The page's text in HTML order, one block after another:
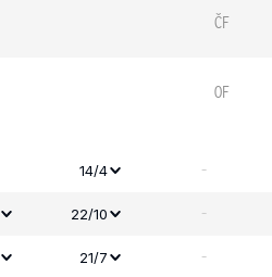
ČF
OF
14/4 -
22/10 -
21/7 -